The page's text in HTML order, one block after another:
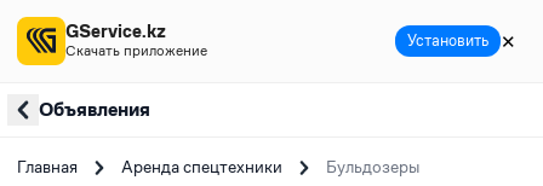
Объявления
Главная Аренда спецтехники Бульдозеры
GService.kz
Скачать приложение Установить ✕